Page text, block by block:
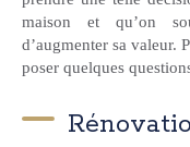
maison et qu’on
d’augmenter sa valeur.
poser quelques